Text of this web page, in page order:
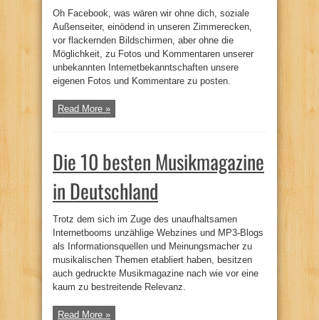
Oh Facebook, was wären wir ohne dich, soziale
Außenseiter, einödend in unseren Zimmerecken,
vor flackernden Bildschirmen, aber ohne die
Möglichkeit, zu Fotos und Kommentaren unserer
unbekannten Internetbekanntschaften unsere
eigenen Fotos und Kommentare zu posten.
Read More »
Die 10 besten Musikmagazine
in Deutschland
Trotz dem sich im Zuge des unaufhaltsamen
Internetbooms unzählige Webzines und MP3-Blogs
als Informationsquellen und Meinungsmacher zu
musikalischen Themen etabliert haben, besitzen
auch gedruckte Musikmagazine nach wie vor eine
kaum zu bestreitende Relevanz.
Read More »